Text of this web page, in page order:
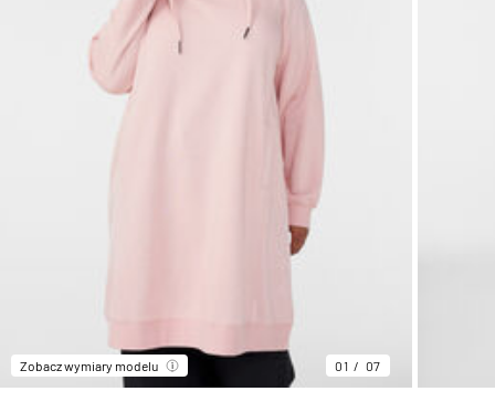
Zobacz wymiary modelu 01 07